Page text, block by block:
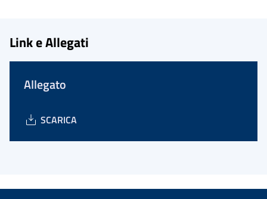
Link e Allegati
Allegato
SCARICA